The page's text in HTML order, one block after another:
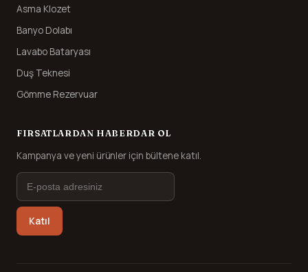
Asma Klozet
Banyo Dolabı
Lavabo Bataryası
Duş Teknesi
Gömme Rezervuar
FIRSATLARDAN HABERDAR OL
Kampanya ve yeni ürünler için bültene katıl.
Katıl